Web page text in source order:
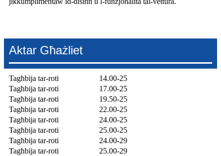
Aktar Għażliet
Tagħbija tar-roti
14.00-25
Tagħbija tar-roti
17.00-25
Tagħbija tar-roti
19.50-25
Tagħbija tar-roti
22.00-25
Tagħbija tar-roti
24.00-25
Tagħbija tar-roti
25.00-25
Tagħbija tar-roti
24.00-29
Tagħbija tar-roti
25.00-29